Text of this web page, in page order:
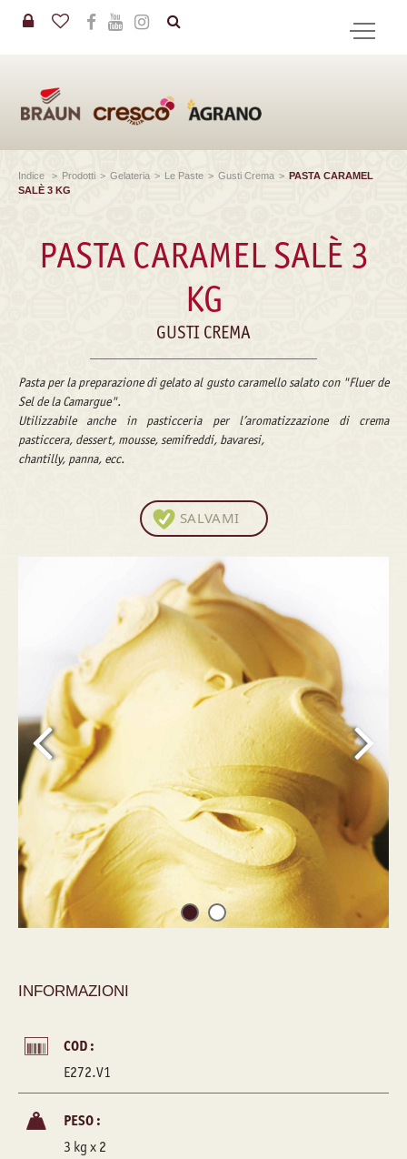
Indice > Prodotti > Gelateria > Le Paste > Gusti Crema > PASTA CARAMEL
SALÈ 3 KG
PASTA CARAMEL SALÈ 3
KG
GUSTI CREMA
Pasta per la preparazione di gelato al gusto caramello salato con "Fluer de
Sel de la Camargue".
Utilizzabile anche in pasticceria per l’aromatizzazione di crema
pasticcera, dessert, mousse, semifreddi, bavaresi,
chantilly, panna, ecc.
SALVAMI
INFORMAZIONI
COD :
E272.V1
PESO :
3 kg x 2